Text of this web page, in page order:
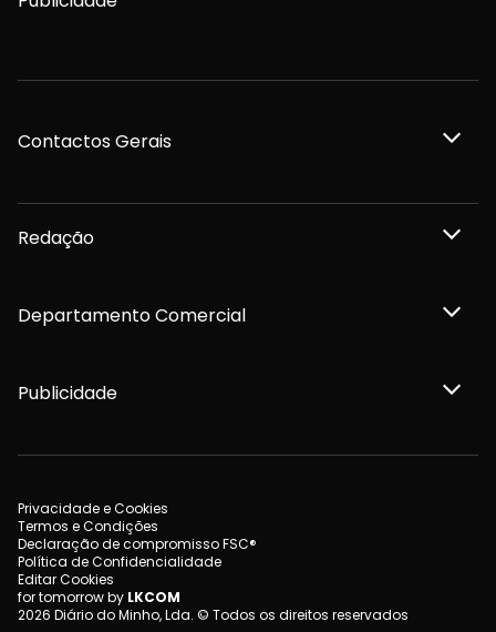
Contactos Gerais
Redação
Departamento Comercial
Publicidade
Privacidade e Cookies
Termos e Condições
Declaração de compromisso FSC®
Política de Confidencialidade
Editar Cookies
for tomorrow by LKCOM
2026 Diário do Minho, Lda. © Todos os direitos reservados